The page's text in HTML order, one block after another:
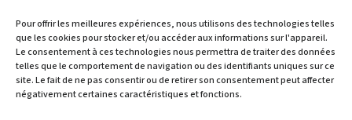
Pour offrir les meilleures expériences, nous utilisons des technologies telles
que les cookies pour stocker et/ou accéder aux informations sur l'appareil.
Le consentement à ces technologies nous permettra de traiter des données
telles que le comportement de navigation ou des identifiants uniques sur ce
site. Le fait de ne pas consentir ou de retirer son consentement peut affecter
négativement certaines caractéristiques et fonctions.
Choisir
langue